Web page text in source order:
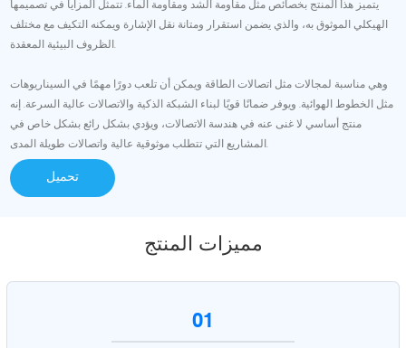
يتميز هذا المنتج بخصائص مثل مقاومة الشد ومقاومة الماء. تتمثل المزايا في تصميمها
الهيكلي الموثوق به، والذي يضمن استقرار ومتانة نقل الإشارة ويمكنه التكيف مع مختلف
الظروف البيئية المعقدة.
وهي مناسبة لمجالات مثل اتصالات الطاقة ويمكن أن تلعب دورًا مهمًا في السيناريوهات
مثل الخطوط الهوائية. ويوفر ضمانًا قويًا لبناء الشبكة الذكية والاتصالات عالية السرعة. إنه
منتج أساسي لا غنى عنه في هندسة الاتصالات، ويؤدي بشكل رائع بشكل خاص في
المشاريع التي تتطلب موثوقية عالية واتصالات طويلة المدى.
تحميل
مميزات المنتج
01